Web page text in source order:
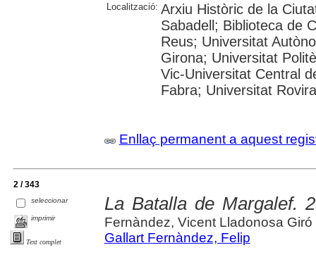
Localització: Arxiu Històric de la
Sabadell; Biblioteca de
Reus; Universitat
Girona; Universitat
Vic-Universitat Central
Fabra; Universitat
Enllaç permanent a aquest
2 / 343
seleccionar
imprimir
Text complet
La Batalla de Margalef.
Fernàndez, Vicent Lladonosa Giró
Gallart Fernàndez, Felip